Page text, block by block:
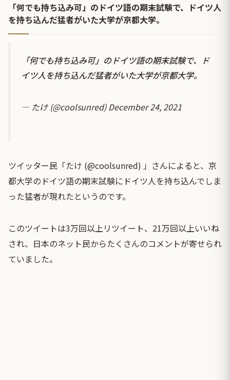
「何でも持ち込み可」のドイツ語の期末試験で、ドイツ人
を持ち込んだ猛者がいた大学が京都大学。
「何でも持ち込み可」のドイツ語の期末試験で、ド
イツ人を持ち込んだ猛者がいた大学が京都大学。
— たけ (@coolsunred)December 24, 2021
ツイッター民「たけ (@coolsunred) 」さんによると、京
都大学のドイツ語の期末試験にドイツ人を持ち込んでしま
った猛者が現れたというのです。
このツイートは3万回以上リツイート、21万回以上いいね
され、日本のネット民からたくさんのコメントが寄せられ
ていました。